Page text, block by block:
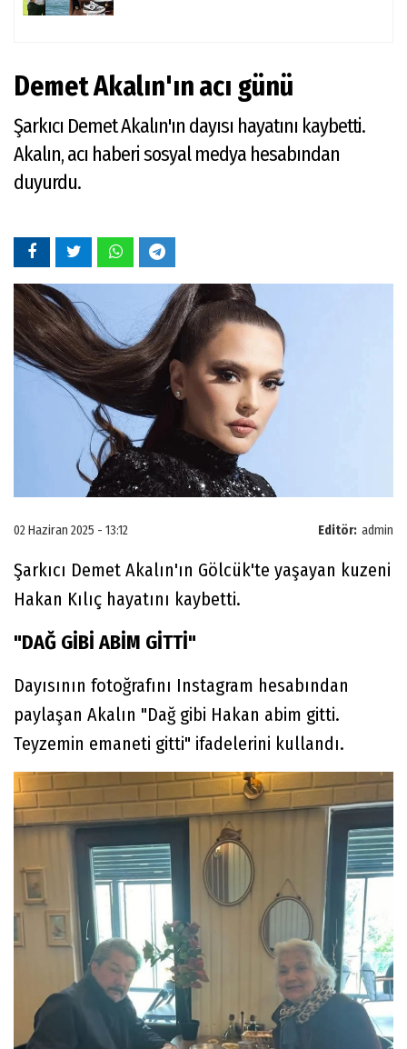
Demet Akalın'ın acı günü
Şarkıcı Demet Akalın'ın dayısı hayatını kaybetti.
Akalın, acı haberi sosyal medya hesabından
duyurdu.
Editör: admin
02 Haziran 2025 - 13:12
Şarkıcı Demet Akalın'ın Gölcük'te yaşayan kuzeni
Hakan Kılıç hayatını kaybetti.
"DAĞ GİBİ ABİM GİTTİ"
Dayısının fotoğrafını Instagram hesabından
paylaşan Akalın "Dağ gibi Hakan abim gitti.
Teyzemin emaneti gitti" ifadelerini kullandı.